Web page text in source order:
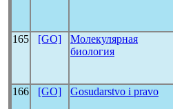
165 [GO]
Молекулярная
биология
166 [GO] Gosudarstvo i pravo